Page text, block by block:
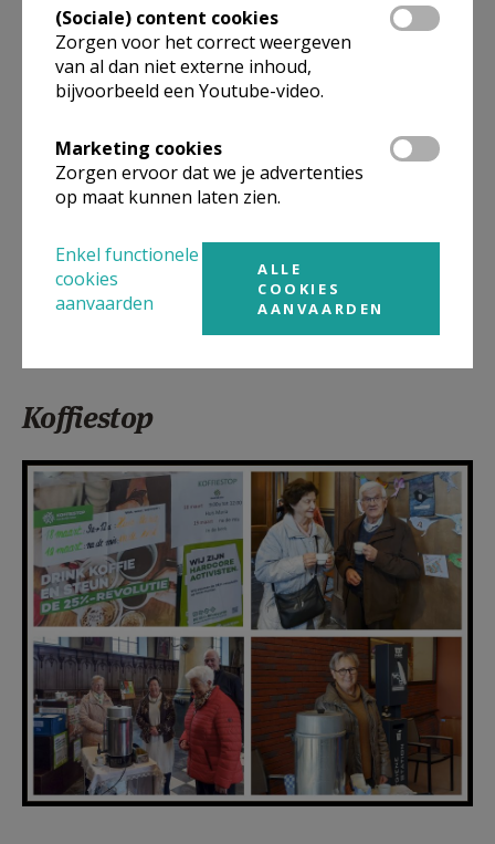
andere mensen en krijgt ons leven een nieuwe glans.
Allen van harte welkom tijdens de verschillende
vieringen van de Goede Week om Jezus Christus van
nabij op zijn kruisweg te volgen. Het is de moeite
waard om ervoor een wat langere afstand af te
leggen!
Pr. Bart Malfait
Vieringen Goede Week:
zie bij liturgische vieringen
Koffiestop
F1250d13.jpg
(Sociale) content cookies
Zorgen voor het correct weergeven
van al dan niet externe inhoud,
bijvoorbeeld een Youtube-video.
Marketing cookies
Zorgen ervoor dat we je advertenties
op maat kunnen laten zien.
Enkel functionele
cookies
aanvaarden
ALLE
COOKIES
AANVAARDEN